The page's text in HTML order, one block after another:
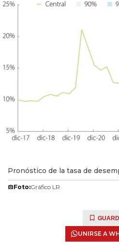
Pronóstico de la tasa de
Foto:Gráfico LR
UNIRSE A